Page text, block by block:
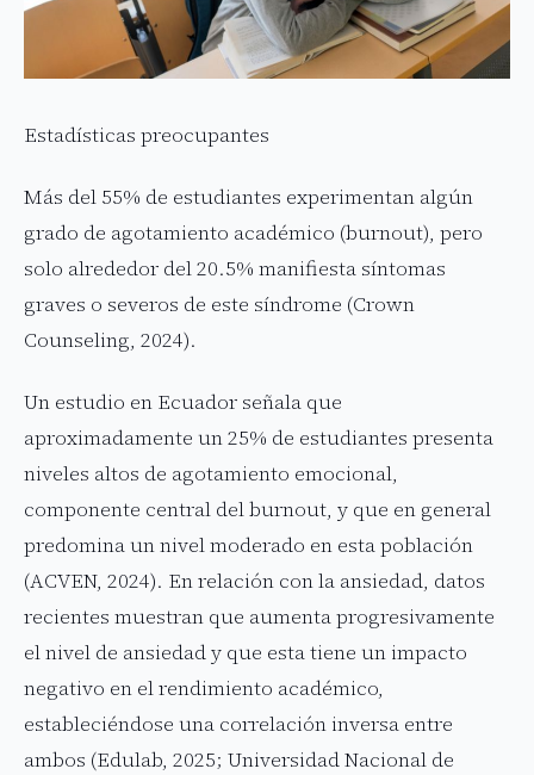
Estadísticas preocupantes
Más del 55% de estudiantes experimentan algún
grado de agotamiento académico (burnout), pero
solo alrededor del 20.5% manifiesta síntomas
graves o severos de este síndrome (Crown
Counseling, 2024).
Un estudio en Ecuador señala que
aproximadamente un 25% de estudiantes presenta
niveles altos de agotamiento emocional,
componente central del burnout, y que en general
predomina un nivel moderado en esta población
(ACVEN, 2024). En relación con la ansiedad, datos
recientes muestran que aumenta progresivamente
el nivel de ansiedad y que esta tiene un impacto
negativo en el rendimiento académico,
estableciéndose una correlación inversa entre
ambos (Edulab, 2025; Universidad Nacional de